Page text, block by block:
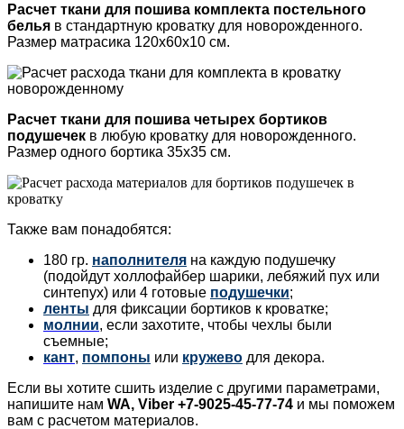
Расчет ткани для пошива комплекта постельного
белья в стандартную кроватку для новорожденного.
Размер матрасика 120х60х10 см.
Расчет ткани для пошива четырех бортиков
подушечек в любую кроватку для новорожденного.
Размер одного бортика 35х35 см.
Также вам понадобятся:
180 гр. наполнителя на каждую подушечку
(подойдут холлофайбер шарики, лебяжий пух или
синтепух) или 4 готовые подушечки;
ленты для фиксации бортиков к кроватке;
молнии, если захотите, чтобы чехлы были
съемные;
кант, помпоны или кружево для декора.
Если вы хотите сшить изделие с другими параметрами,
напишите нам WA, Viber +7-9025-45-77-74 и мы поможем
вам с расчетом материалов.